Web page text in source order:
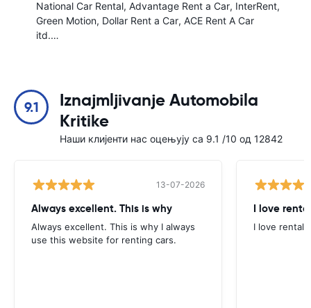
National Car Rental Advantage Rent a Car InterRent
Green Motion Dollar Rent a Car ACE Rent A Car
itd.…
9.1
Iznajmljivanje Automobila
Kritike
Наши клијенти нас оцењују са 9.1 /10 од 12842
13-07-2026
Always excellent. This is why
Always excellent. This is why I always
use this website for renting cars.
I love
I love rental